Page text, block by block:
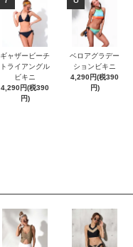
ギャザービーチ
トライアングル
ビキニ
4,290円(税390
円)
ベロアグラデー
ションビキニ
4,290円(税390
円)